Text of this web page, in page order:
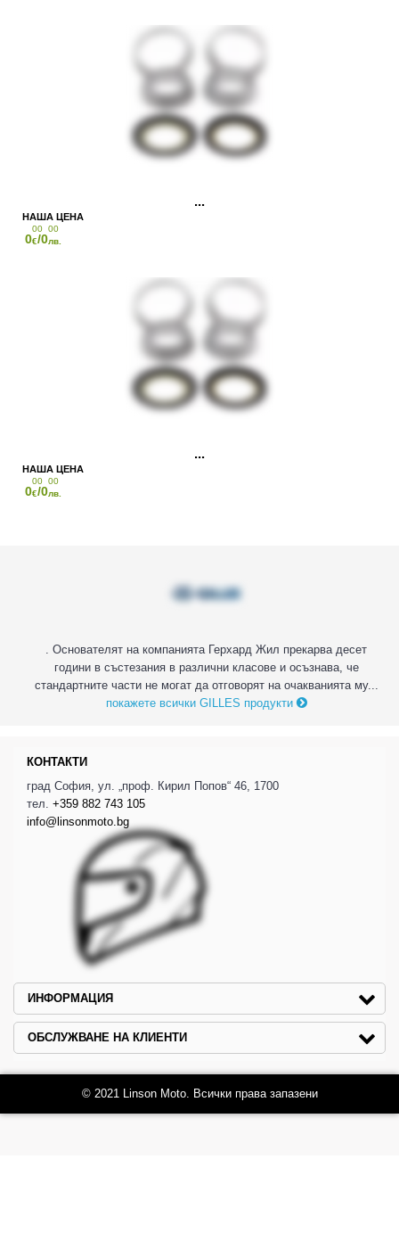
. Основателят на компанията Герхард Жил прекарва десет
години в състезания в различни класове и осъзнава, че
стандартните части не могат да отговорят на очакванията му...
покажете всички GILLES продукти
0
00
€/0
00
лв.
0
00
€/0
00
лв.
КОНТАКТИ
град София, ул. „проф. Кирил Попов“ 46, 1700
тел. +359 882 743 105
info@linsonmoto.bg
ИНФОРМАЦИЯ
ОБСЛУЖВАНЕ НА КЛИЕНТИ
© 2021 Linson Moto. Всички права запазени